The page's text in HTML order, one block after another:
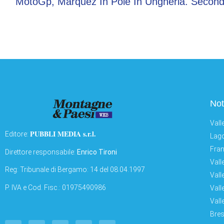
Editore: PUBBLI MEDIA s.r.l.
Direttore responsabile: Enrico Tironi
Reg: Tribunale di Bergamo: 14 del 08.04.1997
P. IVA e Cod. Fisc.: 01975490986